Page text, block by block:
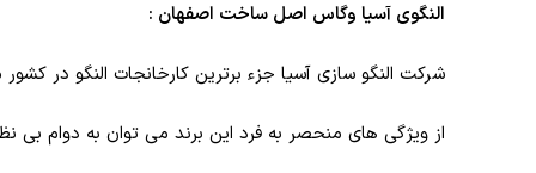
النگوی آسیا وگاس اصل ساخت اصفهان :
شرکت النگو سازی آسیا جزء برترین کارخانجات النگو در
از ویژگی های منحصر به فرد این برند می توان به دوام بی